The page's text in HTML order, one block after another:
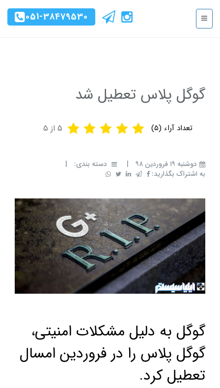
051-38479530
گوگل پلاس تعطیل شد
تعداد آراء (5
)
5 از 5
دوشنبه ۱۹ فروردین ۹۸ | دسته بندی:
|
به اشتراک بگذارید:
گوگل به دلیل مشکلات امنیتی،
گوگل پلاس را در فروردین امسال
تعطیل کرد.